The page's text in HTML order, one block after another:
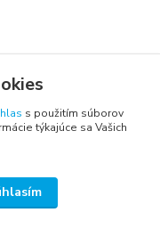
s použitím súborov
týkajúce sa Vašich